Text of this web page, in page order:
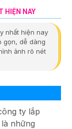
HIỆN NAY
nhất hiện nay
gọn, dễ dàng
ảnh rõ nét
ty lắp
những